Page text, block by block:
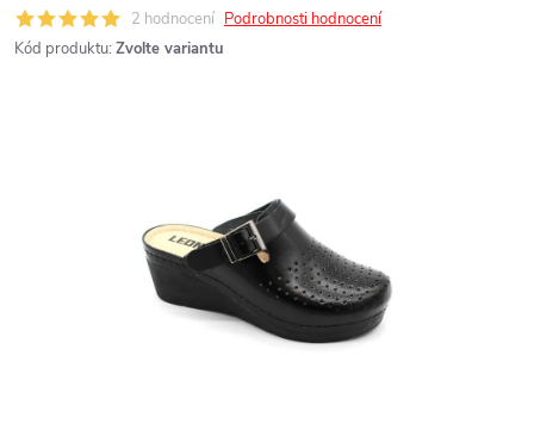
2 hodnocení Podrobnosti hodnocení
Kód produktu: Zvolte variantu